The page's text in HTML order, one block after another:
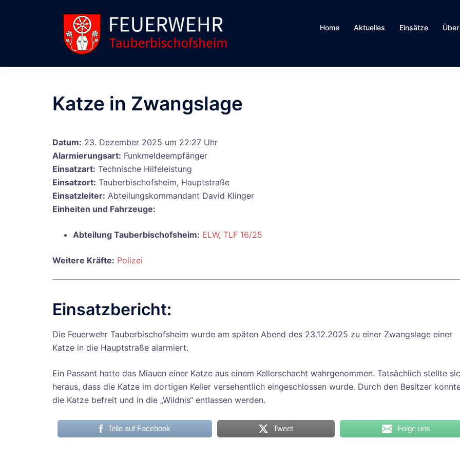
Home Aktuelles Einsätze
Katze in Zwangslage
Datum: 23. Dezember 2025 um 22:27 Uhr
Alarmierungsart: Funkmeldeempfänger
Einsatzart: Technische Hilfeleistung
Einsatzort: Tauberbischofsheim, Hauptstraße
Einsatzleiter: Abteilungskommandant David Klinger
Einheiten und Fahrzeuge:
Abteilung Tauberbischofsheim: ELW, TLF 16/25
Weitere Kräfte: Polizei
Einsatzbericht:
Die Feuerwehr Tauberbischofsheim wurde am späten Abend des 23.12.2025 zu einer Zwangslage einer
Katze in die Hauptstraße alarmiert.
Ein Passant hatte das Miauen einer Katze aus einem Kellerschacht wahrgenommen. Tatsächlich stellte
heraus, dass die Katze im dortigen Keller versehentlich eingeschlossen wurde. Durch den Besitzer
die Katze befreit und in die „Wildnis“ entlassen werden.
Teile auf Facebook Tweet Folge uns